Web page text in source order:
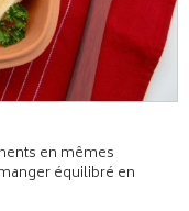
en mêmes
équilibré en